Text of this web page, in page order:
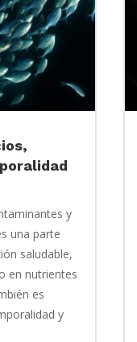
y
una parte
saludable,
en nutrientes
es
y